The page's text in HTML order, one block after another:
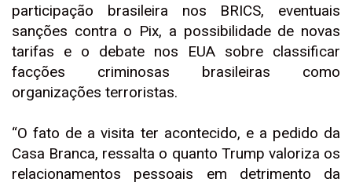
participação brasileira nos BRICS, eventuais
sanções contra o Pix, a possibilidade de novas
tarifas e o debate nos EUA sobre classificar
facções criminosas brasileiras como
organizações terroristas.
“O fato de a visita ter acontecido, e a pedido da
Casa Branca, ressalta o quanto Trump valoriza os
relacionamentos pessoais em detrimento da